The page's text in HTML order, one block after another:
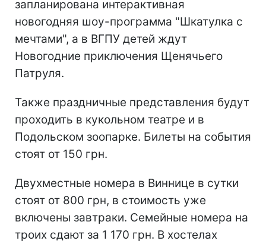
запланирована интерактивная
новогодняя шоу-программа "Шкатулка с
мечтами", а в ВГПУ детей ждут
Новогодние приключения Щенячьего
Патруля.
Также праздничные представления будут
проходить в кукольном театре и в
Подольском зоопарке. Билеты на события
стоят от 150 грн.
Двухместные номера в Виннице в сутки
стоят от 800 грн, в стоимость уже
включены завтраки. Семейные номера на
троих сдают за 1 170 грн. В хостелах